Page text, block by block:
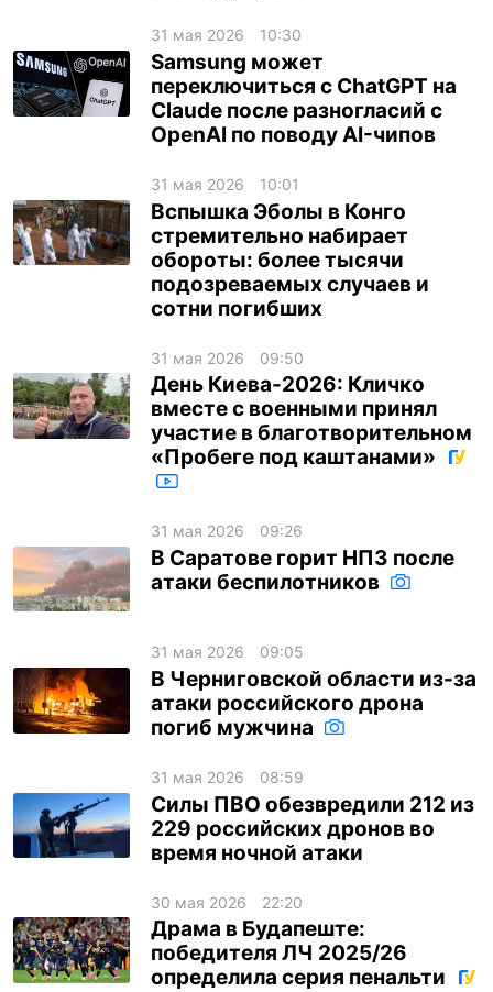
31 мая 2026 10:30
Samsung может
переключиться с ChatGPT на
Claude после разногласий с
OpenAI по поводу AI-чипов
31 мая 2026 10:01
Вспышка Эболы в Конго
стремительно набирает
обороты: более тысячи
подозреваемых случаев и
сотни погибших
31 мая 2026 09:50
День Киева-2026: Кличко
вместе с военными принял
участие в благотворительном
«Пробеге под каштанами»
31 мая 2026 09:26
В Саратове горит НПЗ после
атаки беспилотников
31 мая 2026 09:05
В Черниговской области из-за
атаки российского дрона
погиб мужчина
31 мая 2026 08:59
Силы ПВО обезвредили 212 из
229 российских дронов во
время ночной атаки
30 мая 2026 22:20
Драма в Будапеште:
победителя ЛЧ 2025/26
определила серия пенальти